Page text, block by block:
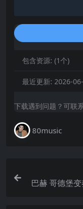
包含资源: (1个)
最近更新: 2026-
下载遇到问题？可联
80music
巴赫 哥德堡变